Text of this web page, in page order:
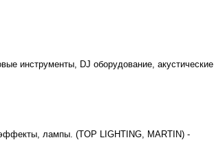
инструменты, DJ оборудование, акустические
лампы. (TOP LIGHTING, MARTIN) -